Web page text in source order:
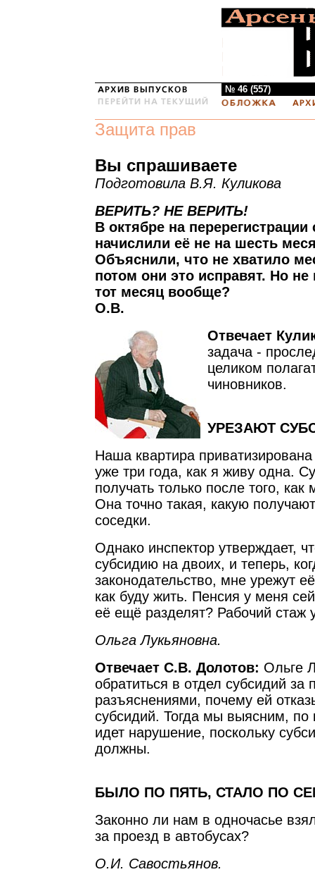
№ 46 (557)
Защита прав
Вы спрашиваете
Подготовила В.Я. Куликова
ВЕРИТЬ? НЕ ВЕРИТЬ!
В октябре на
начислили её не на шесть
Объяснили, что не хватило
потом они это исправят. Но
тот месяц вообще?
О.В.
Отвечает
задача -
целиком
чиновников.
УРЕЗАЮТ
Наша квартира
уже три года, как я живу одна.
получать только после того,
Она точно такая, какую
соседки.
Однако инспектор утверждает,
субсидию на двоих, и теперь,
законодательство, мне урежут
как буду жить. Пенсия у меня
её ещё разделят? Рабочий стаж
Ольга Лукьяновна.
Отвечает С.В. Долотов: Ольге
обратиться в отдел субсидий за
разъяснениями, почему ей
субсидий. Тогда мы выясним, по
идет нарушение, поскольку
должны.
БЫЛО ПО ПЯТЬ, СТАЛО ПО
Законно ли нам в одночасье
за проезд в автобусах?
О.И. Савостьянов.